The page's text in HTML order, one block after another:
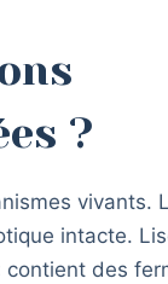
?
vivants.
intacte.
contient des